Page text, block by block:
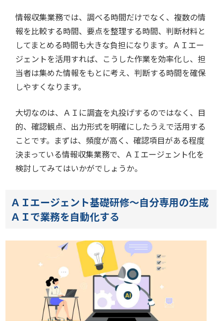
情報収集業務では、調べる時間だけでなく、複数の情
報を比較する時間、要点を整理する時間、判断材料と
してまとめる時間も大きな負担になります。ＡＩエー
ジェントを活用すれば、こうした作業を効率化し、担
当者は集めた情報をもとに考え、判断する時間を確保
しやすくなります。
大切なのは、ＡＩに調査を丸投げするのではなく、目
的、確認観点、出力形式を明確にしたうえで活用する
ことです。まずは、頻度が高く、確認項目がある程度
決まっている情報収集業務で、ＡＩエージェント化を
検討してみてはいかがでしょうか。
ＡＩエージェント基礎研修～自分専用の生成
ＡＩで業務を自動化する